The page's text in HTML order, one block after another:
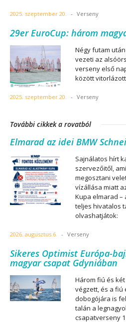
2025. szeptember 20. - Verseny
29er EuroCup: három
Négy futam
vezeti az
verseny első
között
2025. szeptember 20. - Verseny
További cikkek a rovatból
Elmarad az idei BMW
Sajnálatos hírt
szervezőitől,
megosztani
vízállása miatt
Kupa elmarad –
teljes hivatalos
olvashatjátok:
2026. augusztus 6. - Verseny
Sikeres Optimist Európa-
magyar csapat Gdyniában
Három fiú és
végzett, és a fiú
dobogójára is
talán a
csapatverseny